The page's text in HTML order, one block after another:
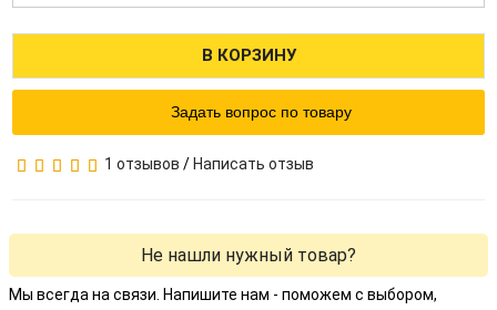
В КОРЗИНУ
Задать вопрос по товару
1 отзывов / Написать отзыв
Не нашли нужный товар?
Мы всегда на связи. Напишите нам - поможем с выбором,